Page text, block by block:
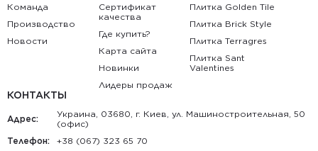
Команда
Производство
Новости
Сертификат
качества
Где купить?
Карта сайта
Новинки
Лидеры продаж
Плитка Golden Tile
Плитка Brick Style
Плитка Terragres
Плитка Sant
Valentines
КОНТАКТЫ
Адрес:
Украина, 03680, г. Киев, ул. Машиностроительная, 50
(офис)
Телефон:
+38 (067) 323 65 70